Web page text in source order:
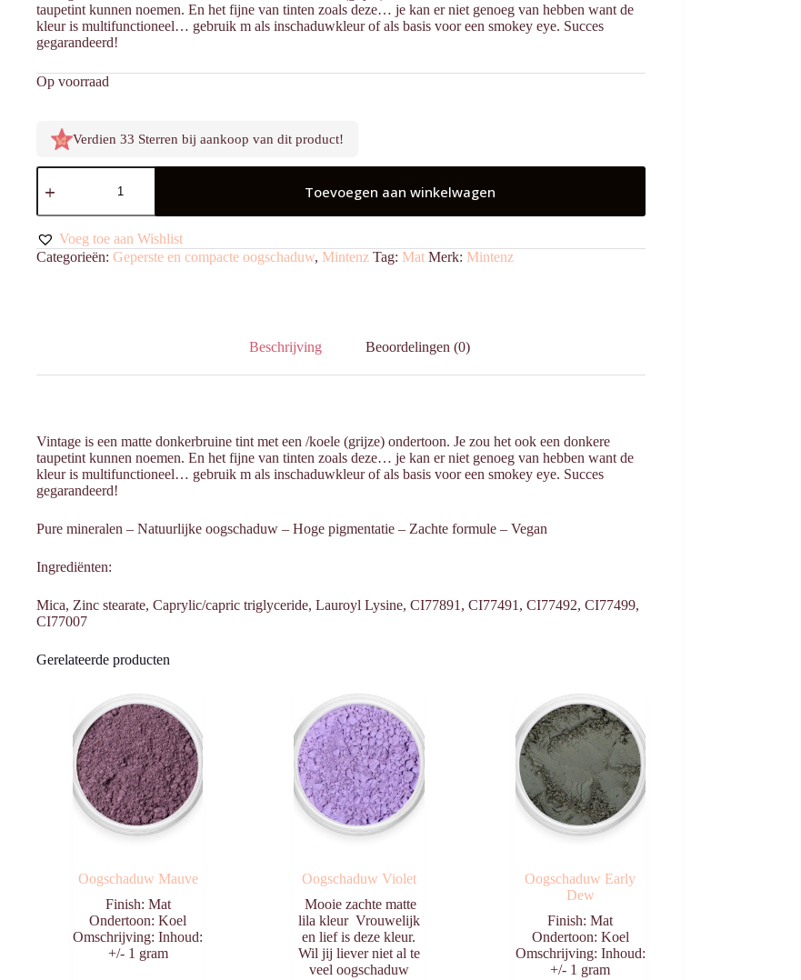
taupetint kunnen noemen. En het fijne van tinten zoals deze… je kan er niet genoeg van hebben want de
kleur is multifunctioneel… gebruik m als inschaduwkleur of als basis voor een smokey eye. Succes
gegarandeerd!
Op voorraad
Verdien 33 Sterren bij aankoop van dit product!
Oogschaduw
Geperst
aantal
Toevoegen aan winkelwagen
Voeg toe aan Wishlist
Categorieën: Geperste en compacte oogschaduw, Mintenz Tag: Mat Merk: Mintenz
Beschrijving Beoordelingen (0)
Vintage is een matte donkerbruine tint met een /koele (grijze) ondertoon. Je zou het ook een donkere
taupetint kunnen noemen. En het fijne van tinten zoals deze… je kan er niet genoeg van hebben want de
kleur is multifunctioneel… gebruik m als inschaduwkleur of als basis voor een smokey eye. Succes
gegarandeerd!
Pure mineralen – ⁠Natuurlijke oogschaduw – ⁠Hoge pigmentatie – ⁠Zachte formule – Vegan
Ingrediënten:
Mica, Zinc stearate, Caprylic/capric triglyceride, Lauroyl Lysine, CI77891, CI77491, CI77492, CI77499,
CI77007
Gerelateerde producten
Oogschaduw Mauve
Finish: Mat
Ondertoon: Koel
Omschrijving: Inhoud:
+/- 1 gram
Oogschaduw Violet
Mooie zachte matte
lila kleur Vrouwelijk
en lief is deze kleur.
Wil jij liever niet al te
veel oogschaduw
Oogschaduw Early
Dew
Finish: Mat
Ondertoon: Koel
Omschrijving: Inhoud:
+/- 1 gram